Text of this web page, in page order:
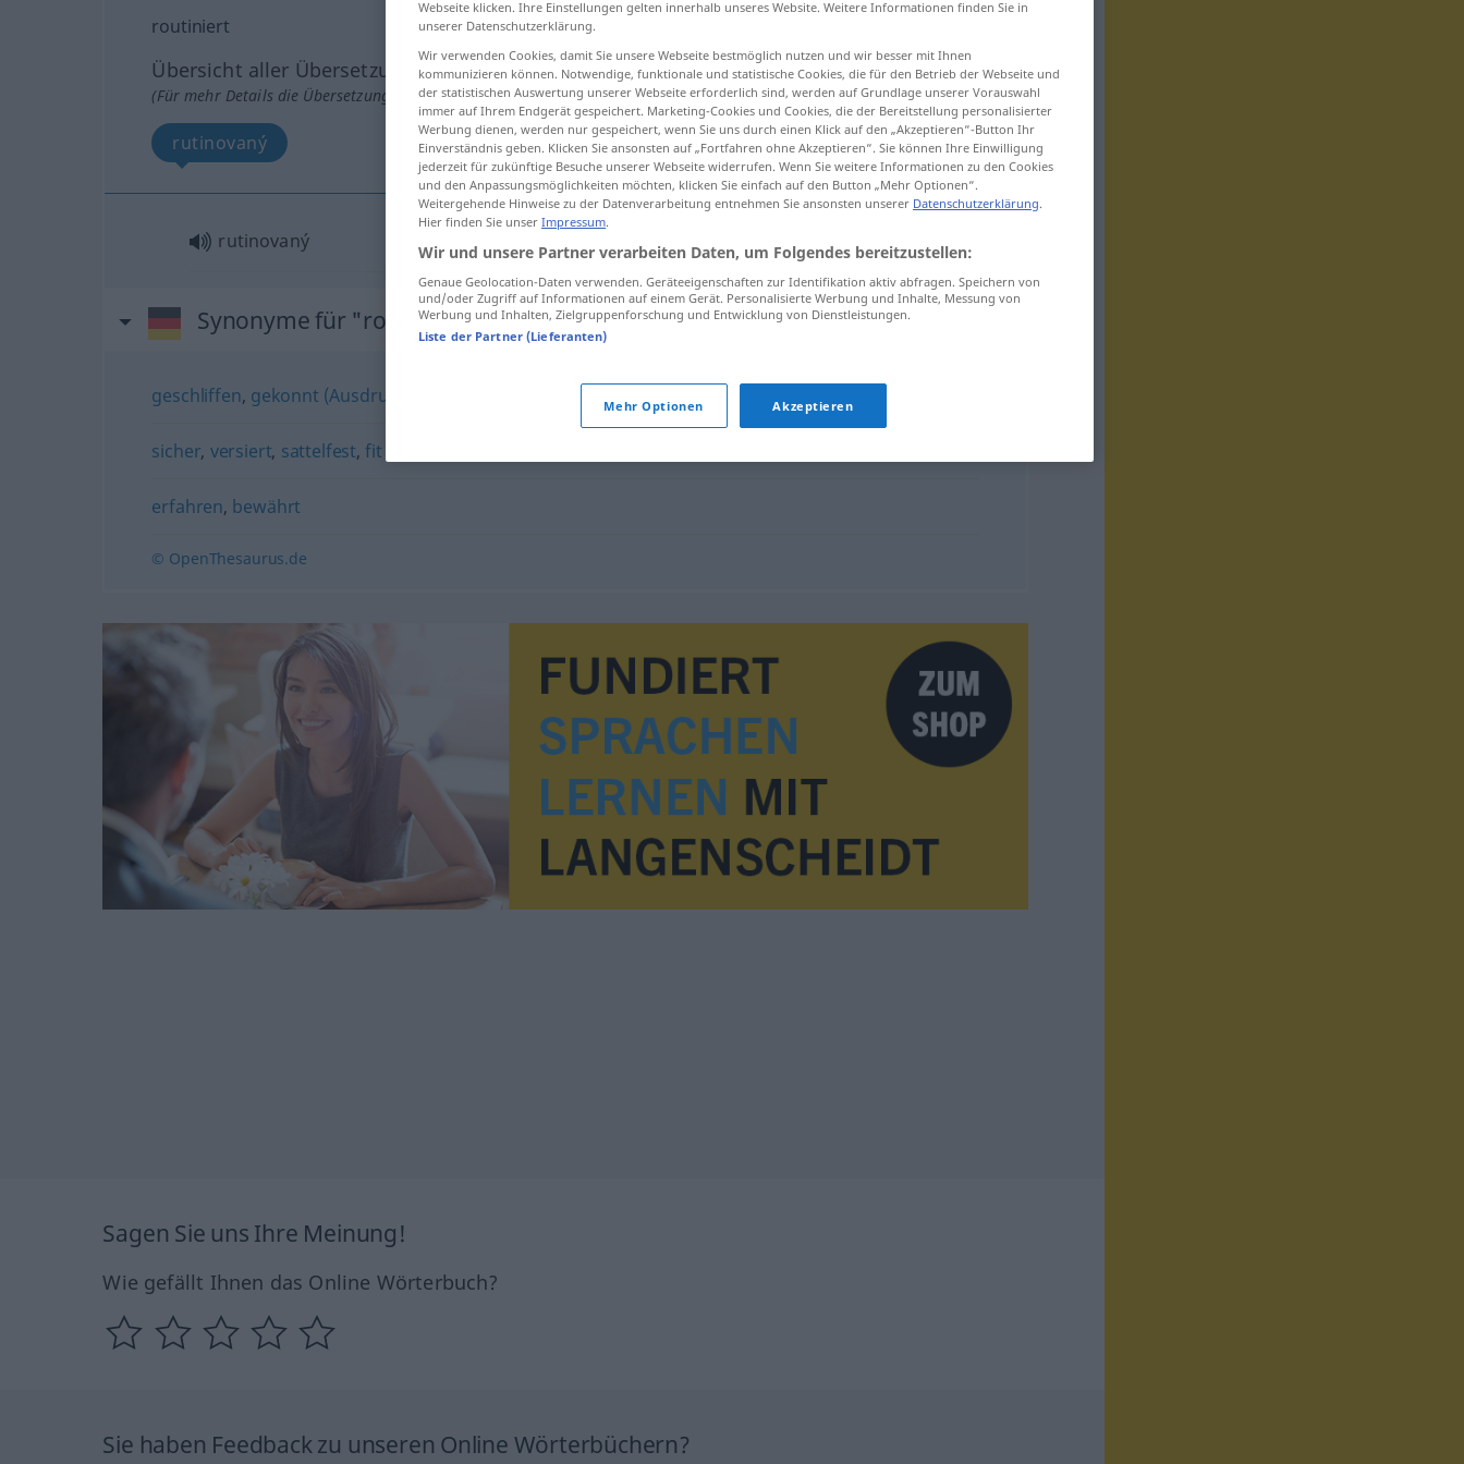
routiniert
Übersicht aller Übersetzungen
(Für mehr Details die Übersetzung anklicken/antippen)
rutinovaný
rutinovaný routiniert
Synonyme für "routiniert"
geschliffen, gekonnt (Ausdrucksweise)
sicher, versiert, sattelfest,fit
erfahren, bewährt
© OpenThesaurus.de
Sagen Sie uns Ihre Meinung!
Wie gefällt Ihnen das Online Wörterbuch?
Sie haben Feedback zu unseren Online Wörterbüchern?
Webseite klicken. Ihre Einstellungen gelten innerhalb unseres Website. Weitere Informationen finden Sie in
unserer Datenschutzerklärung.
Wir verwenden Cookies, damit Sie unsere Webseite bestmöglich nutzen und wir besser mit Ihnen
kommunizieren können. Notwendige, funktionale und statistische Cookies, die für den Betrieb der Webseite und
der statistischen Auswertung unserer Webseite erforderlich sind, werden auf Grundlage unserer Vorauswahl
immer auf Ihrem Endgerät gespeichert. Marketing-Cookies und Cookies, die der Bereitstellung personalisierter
Werbung dienen, werden nur gespeichert, wenn Sie uns durch einen Klick auf den „Akzeptieren“-Button Ihr
Einverständnis geben. Klicken Sie ansonsten auf „Fortfahren ohne Akzeptieren“. Sie können Ihre Einwilligung
jederzeit für zukünftige Besuche unserer Webseite widerrufen. Wenn Sie weitere Informationen zu den Cookies
und den Anpassungsmöglichkeiten möchten, klicken Sie einfach auf den Button „Mehr Optionen“.
Weitergehende Hinweise zu der Datenverarbeitung entnehmen Sie ansonsten unserer Datenschutzerklärung.
Hier finden Sie unser Impressum.
Wir und unsere Partner verarbeiten Daten, um Folgendes bereitzustellen:
Genaue Geolocation-Daten verwenden. Geräteeigenschaften zur Identifikation aktiv abfragen. Speichern von
und/oder Zugriff auf Informationen auf einem Gerät. Personalisierte Werbung und Inhalte, Messung von
Werbung und Inhalten, Zielgruppenforschung und Entwicklung von Dienstleistungen.
Liste der Partner (Lieferanten)
Mehr Optionen Akzeptieren